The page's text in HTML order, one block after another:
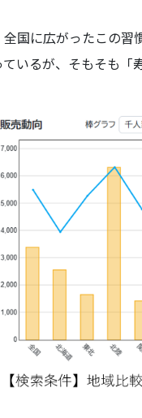
全国に広がったこの習
ているが、そもそも「